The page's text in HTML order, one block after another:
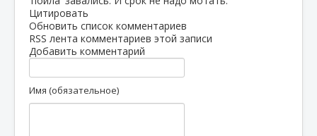
Цитировать
Обновить список комментариев
RSS лента комментариев этой записи
Добавить комментарий
Имя (обязательное)